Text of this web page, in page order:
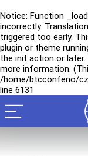
Notice: Function
incorrectly.
triggered too early.
plugin or theme
the init action or later.
more information.
/home/btcconfeno/
line 6131